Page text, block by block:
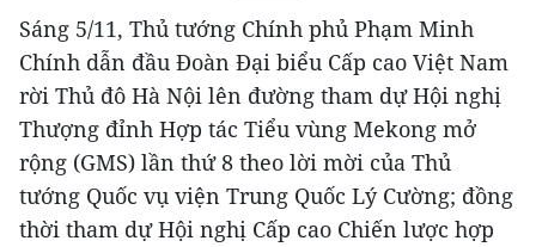
Sáng 5/11, Thủ tướng Chính phủ Phạm Minh
Chính dẫn đầu Đoàn Đại biểu Cấp cao Việt Nam
rời Thủ đô Hà Nội lên đường tham dự Hội nghị
Thượng đỉnh Hợp tác Tiểu vùng Mekong mở
rộng (GMS) lần thứ 8 theo lời mời của Thủ
tướng Quốc vụ viện Trung Quốc Lý Cường; đồng
thời tham dự Hội nghị Cấp cao Chiến lược hợp